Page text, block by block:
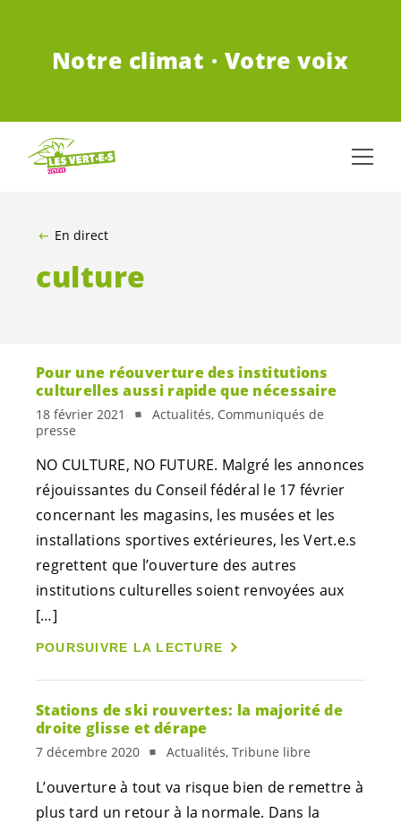
Notre climat · Votre voix
En direct
culture
Pour une réouverture des institutions
culturelles aussi rapide que nécessaire
18 février 2021
Actualités, Communiqués de
presse
NO CULTURE, NO FUTURE. Malgré les annonces
réjouissantes du Conseil fédéral le 17 février
concernant les magasins, les musées et les
installations sportives extérieures, lesVert.e.s
regrettent que l’ouverture des autres
institutions culturelles soient renvoyées aux
[…]
POURSUIVRE LA LECTURE
Stations de ski rouvertes: la majorité de
droite glisse et dérape
7 décembre 2020 Actualités, Tribune libre
L’ouverture à tout va risque bien de remettre à
plus tard un retour à la normale. Dans la